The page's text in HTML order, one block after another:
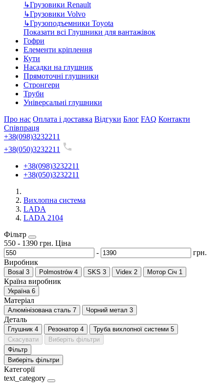
↳Грузовики Renault
↳Грузовики Volvo
↳Грузоподъемники Toyota
Показати всі Глушники для вантажівок
Гофри
Елементи кріплення
Кути
Насадки на глушник
Прямоточні глушники
Стронгери
Труби
Універсальні глушники
Про нас Оплата і доставка Відгуки Блог FAQ Контакти
Співпраця
+38(098)3232211
+38(050)3232211
+38(098)3232211
+38(050)3232211
Вихлопна система
LADA
LADA 2104
Фільтр
550 - 1390 грн. Ціна
-
грн.
Виробник
Bosal 3 Polmostrów 4 SKS 3 Videx 2 Мотор Січ 1
Країна виробник
Україна 6
Матеріал
Алюмінізована сталь 7 Чорний метал 3
Деталь
Глушник 4 Резонатор 4 Труба вихлопної системи 5
Скасувати
Виберіть фільтри
Фільтр
Виберіть фільтри
Категорії
text_category